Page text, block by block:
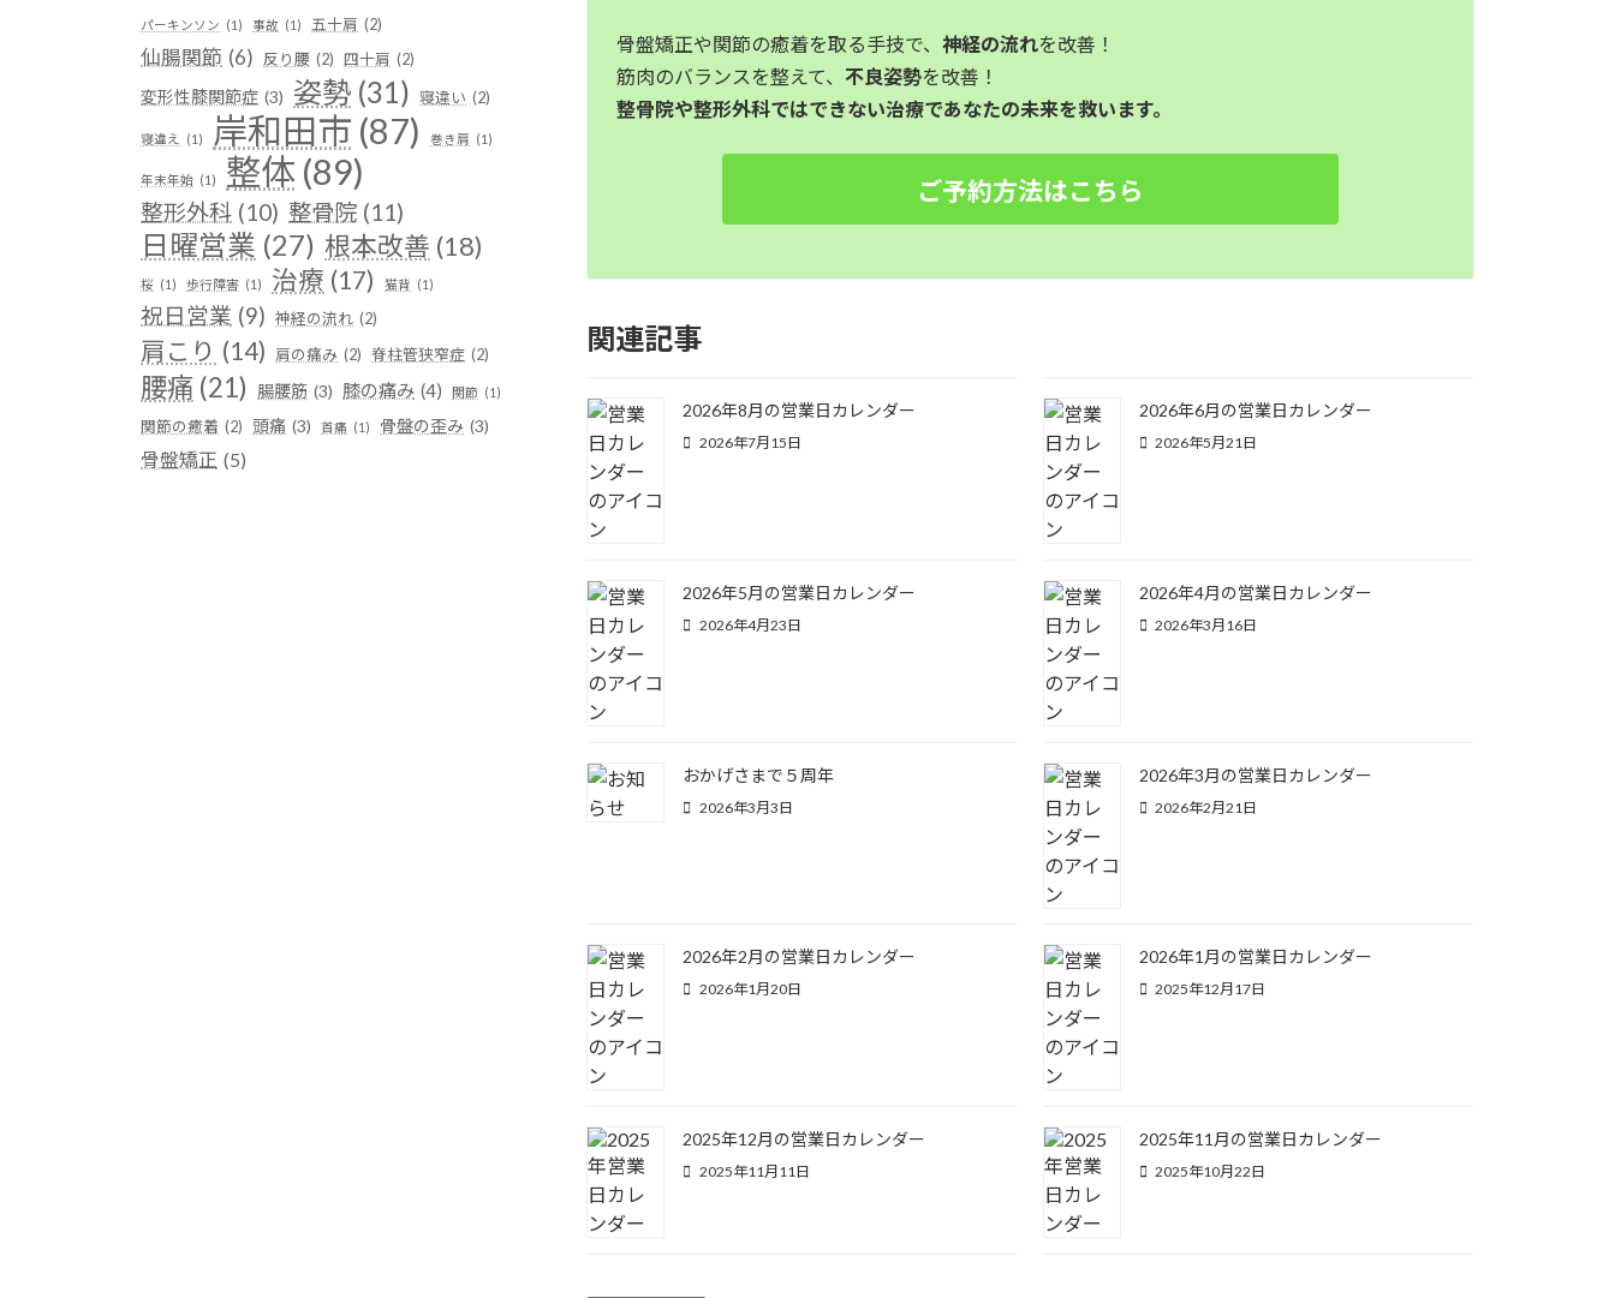
骨盤矯正や関節の癒着を取る手技で、神経の流れを改善！
筋肉のバランスを整えて、不良姿勢を改善！
整骨院や整形外科ではできない治療であなたの未来を救います。
ご予約方法はこちら
関連記事
2026年8月の営業日カレンダー
2026年7月15日
2026年6月の営業日カレンダー
2026年5月21日
2026年5月の営業日カレンダー
2026年4月23日
2026年4月の営業日カレンダー
2026年3月16日
おかげさまで５周年
2026年3月3日
2026年3月の営業日カレンダー
2026年2月21日
2026年2月の営業日カレンダー
2026年1月20日
2026年1月の営業日カレンダー
2025年12月17日
2025年12月の営業日カレンダー
2025年11月11日
2025年11月の営業日カレンダー
2025年10月22日
パーキンソン (1) 事故 (1) 五十肩 (2)
仙腸関節 (6) 反り腰 (2) 四十肩 (2)
変形性膝関節症 (3) 姿勢 (31) 寝違い (2)
寝違え (1) 岸和田市 (87) 巻き肩 (1)
年末年始 (1) 整体 (89)
整形外科 (10) 整骨院 (11)
日曜営業 (27) 根本改善 (18)
桜 (1) 歩行障害 (1) 治療 (17) 猫背 (1)
祝日営業 (9) 神経の流れ (2)
肩こり (14) 肩の痛み (2) 脊柱管狭窄症 (2)
腰痛 (21) 腸腰筋 (3) 膝の痛み (4) 関節 (1)
関節の癒着 (2) 頭痛 (3) 首痛 (1) 骨盤の歪み (3)
骨盤矯正 (5)